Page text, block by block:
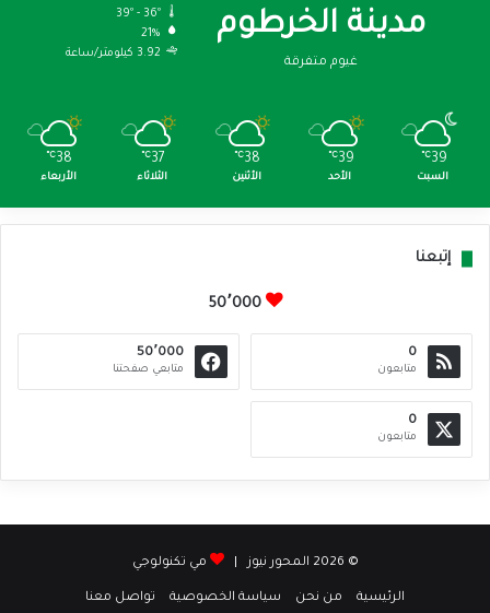
مدينة الخرطوم
غيوم متفرقة
39º - 36º
21%
3.92 كيلومتر/ساعة
39
℃
السبت
39
℃
الأحد
38
℃
الأثنين
37
℃
الثلاثاء
38
℃
الأربعاء
إتبعنا
50٬000
0
متابعون
50٬000
متابعي صفحتنا
0
متابعون
© 2026 المحور نيوز | مي تكنولوجي
الرئيسية من نحن سياسة الخصوصية تواصل معنا